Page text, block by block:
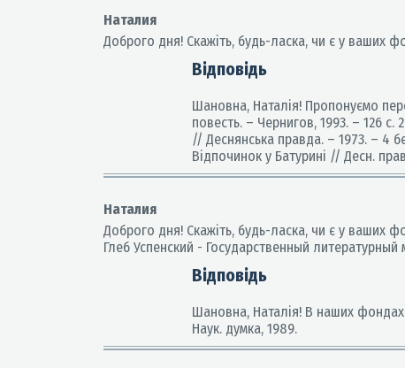
Наталия
Доброго дня! Скажіть, будь-ласка, чи є у ваших
Відповідь
Шановна, Наталія! Пропонуємо
повесть. – Чернигов, 1993. – 126 с.
// Деснянська правда. – 1973. – 4
Відпочинок у Батурині // Десн.
Наталия
Доброго дня! Скажіть, будь-ласка, чи є у ваших
Глеб Успенский - Государственный литературный
Відповідь
Шановна, Наталія! В наших
Наук. думка, 1989.